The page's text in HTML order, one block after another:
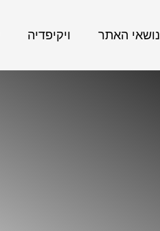
נושאי האתר ויקיפדיה